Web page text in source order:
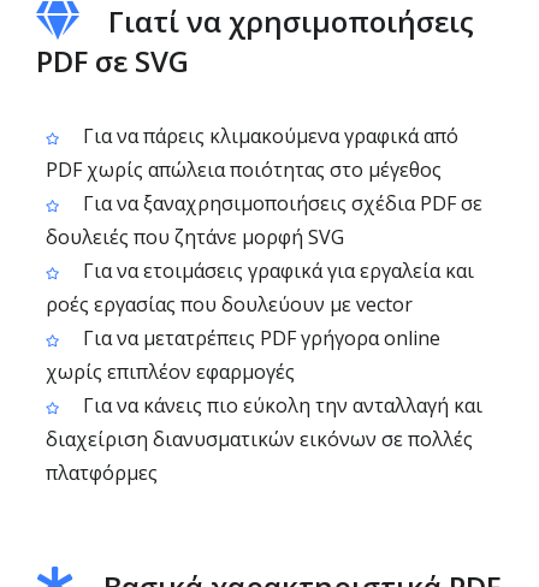
Γιατί να χρησιμοποιήσεις
PDF σε SVG
Για να πάρεις κλιμακούμενα γραφικά από
PDF χωρίς απώλεια ποιότητας στο μέγεθος
Για να ξαναχρησιμοποιήσεις σχέδια PDF σε
δουλειές που ζητάνε μορφή SVG
Για να ετοιμάσεις γραφικά για εργαλεία και
ροές εργασίας που δουλεύουν με vector
Για να μετατρέπεις PDF γρήγορα online
χωρίς επιπλέον εφαρμογές
Για να κάνεις πιο εύκολη την ανταλλαγή και
διαχείριση διανυσματικών εικόνων σε πολλές
πλατφόρμες